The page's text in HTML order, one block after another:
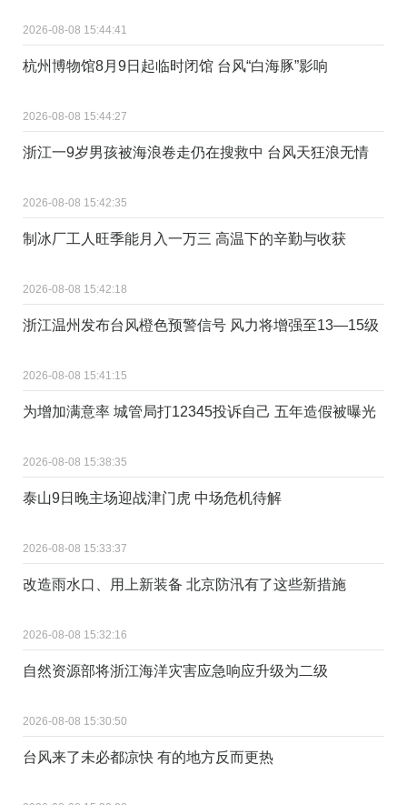
2026-08-08 15:44:41
杭州博物馆8月9日起临时闭馆 台风“白海豚”影响
2026-08-08 15:44:27
浙江一9岁男孩被海浪卷走仍在搜救中 台风天狂浪无情
2026-08-08 15:42:35
制冰厂工人旺季能月入一万三 高温下的辛勤与收获
2026-08-08 15:42:18
浙江温州发布台风橙色预警信号 风力将增强至13—15级
2026-08-08 15:41:15
为增加满意率 城管局打12345投诉自己 五年造假被曝光
2026-08-08 15:38:35
泰山9日晚主场迎战津门虎 中场危机待解
2026-08-08 15:33:37
改造雨水口、用上新装备 北京防汛有了这些新措施
2026-08-08 15:32:16
自然资源部将浙江海洋灾害应急响应升级为二级
2026-08-08 15:30:50
台风来了未必都凉快 有的地方反而更热